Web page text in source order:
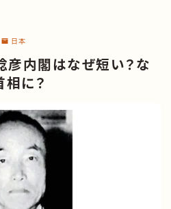
日本
彦内閣はなぜ短い？な
に？